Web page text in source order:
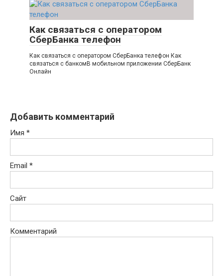
Как связаться с оператором
СберБанка телефон
Как связаться с оператором СберБанка телефон Как
связаться с банкомВ мобильном приложении СберБанк
Онлайн
Добавить комментарий
Имя *
Email *
Сайт
Комментарий